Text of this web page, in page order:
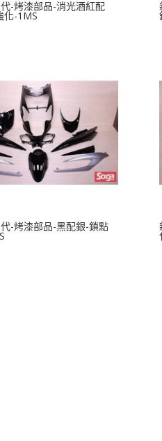
-烤漆部品-消光酒紅配
化-1MS
-烤漆部品-黑配銀-鎖點